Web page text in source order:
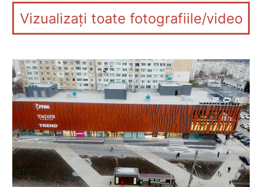
Vizualizați toate fotografiile/video